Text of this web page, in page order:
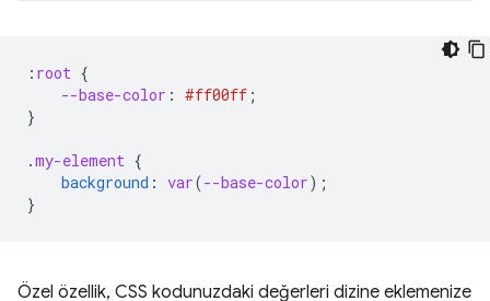
: root {
--base-color : #ff00ff ;
}
.my-element {
background : var(--base-color);
}
Özel özellik, CSS kodunuzdaki değerleri dizine eklemenize